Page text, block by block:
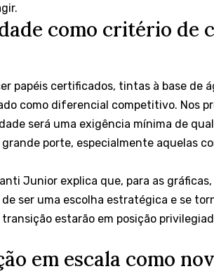
como critério de
papéis certificados, tintas à base de
como diferencial competitivo. Nos
será uma exigência mínima de
grande porte, especialmente aquelas
Junior explica que, para as
ser uma escolha estratégica e se
estarão em posição
em escala como